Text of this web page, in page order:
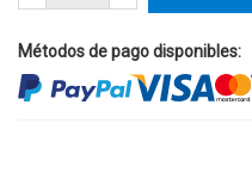
Métodos de pago disponibles: